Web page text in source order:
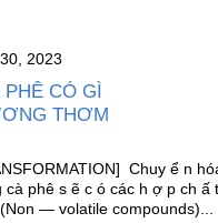
2023
CÓ GÌ
THƠM
Chuy ể n
cà phê s ẽ c ó các h ợ p ch ấ
— volatile compounds)...